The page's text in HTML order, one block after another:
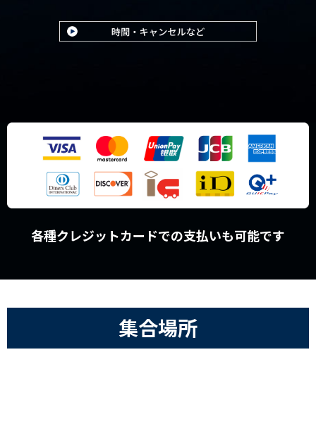
各種クレジットカードでの支払いも可能です
集合場所